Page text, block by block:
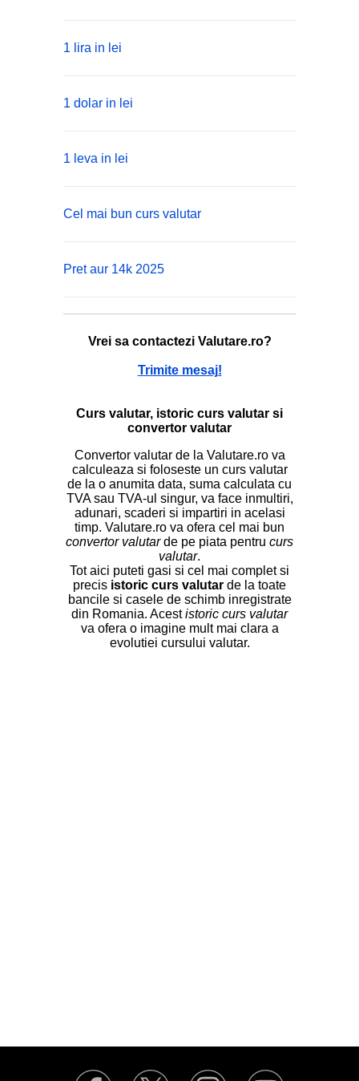
1 lira in lei
1 dolar in lei
1 leva in lei
Cel mai bun curs valutar
Pret aur 14k 2025
Vrei sa contactezi Valutare.ro?
Trimite mesaj!
Curs valutar, istoric curs valutar si
convertor valutar
Convertor valutar de la Valutare.ro va
calculeaza si foloseste un curs valutar
de la o anumita data, suma calculata cu
TVA sau TVA-ul singur, va face inmultiri,
adunari, scaderi si impartiri in acelasi
timp. Valutare.ro va ofera cel mai bun
convertor valutarde pe piata pentru curs
valutar.
Tot aici puteti gasi si cel mai complet si
precis istoric curs valutar de la toate
bancile si casele de schimb inregistrate
din Romania. Acestistoric curs valutar
va ofera o imagine mult mai clara a
evolutiei cursului valutar.